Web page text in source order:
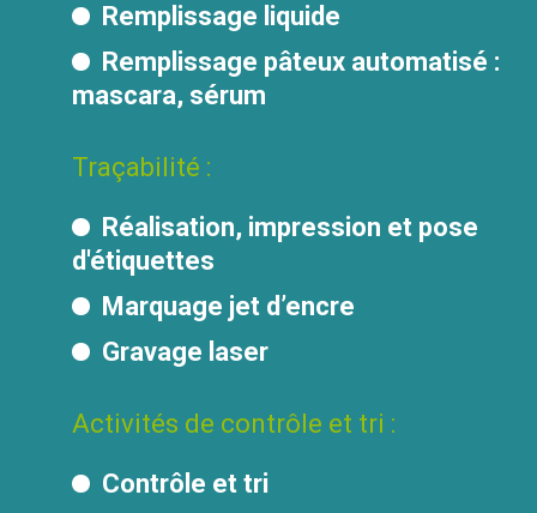
Remplissage liquide
Remplissage pâteux automatisé :
mascara, sérum
Traçabilité :
Réalisation, impression et pose
d'étiquettes
Marquage jet d’encre
Gravage laser
Activités de contrôle et tri :
Contrôle et tri